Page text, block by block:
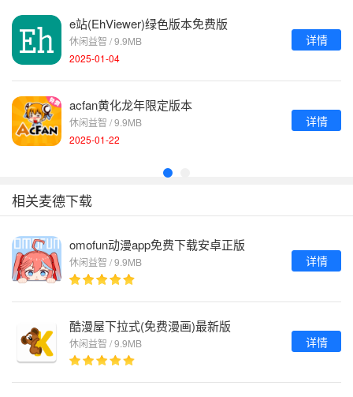
e站(EhViewer)绿色版本免费版
休闲益智 / 9.9MB
2025-01-04
详情
acfan黄化龙年限定版本
休闲益智 / 9.9MB
2025-01-22
详情
相关麦德下载
omofun动漫app免费下载安卓正版
休闲益智 / 9.9MB 详情
酷漫屋下拉式(免费漫画)最新版
休闲益智 / 9.9MB 详情